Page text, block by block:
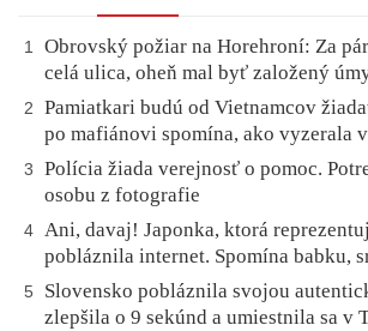
1
Obrovský požiar na Horehroní: Za
celá ulica, oheň mal byť založený
2
Pamiatkari budú od Vietnamcov
po mafiánovi spomína, ako vyzerala
3
Polícia žiada verejnosť o pomoc.
osobu z fotografie
4 Ani, davaj! Japonka, ktorá
pobláznila internet. Spomína babku,
5
Slovensko pobláznila svojou
zlepšila o 9 sekúnd a umiestnila sa v